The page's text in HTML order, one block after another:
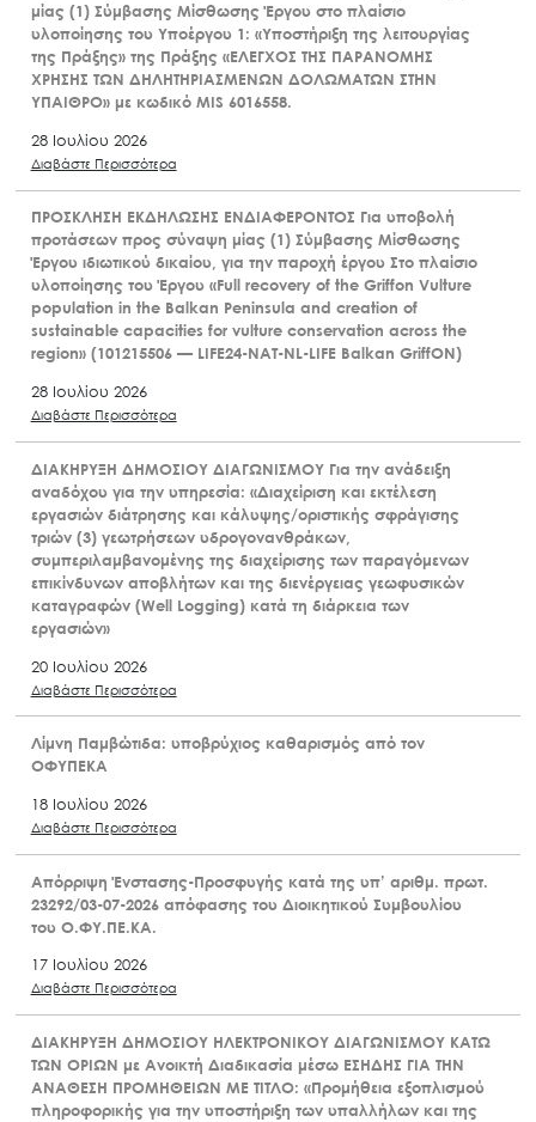
μίας (1) Σύμβασης Μίσθωσης Έργου στο πλαίσιο
υλοποίησης του Υποέργου 1: «Υποστήριξη της λειτουργίας
της Πράξης» της Πράξης «ΕΛΕΓΧΟΣ ΤΗΣ ΠΑΡΑΝΟΜΗΣ
ΧΡΗΣΗΣ ΤΩΝ ΔΗΛΗΤΗΡΙΑΣΜΕΝΩΝ ΔΟΛΩΜΑΤΩΝ ΣΤΗΝ
ΥΠΑΙΘΡΟ» με κωδικό MIS 6016558.
28 Ιουλίου 2026
Διαβάστε Περισσότερα
ΠΡΟΣΚΛΗΣΗ ΕΚΔΗΛΩΣΗΣ ΕΝΔΙΑΦΕΡΟΝΤΟΣ Για υποβολή
προτάσεων προς σύναψη μίας (1) Σύμβασης Μίσθωσης
Έργου ιδιωτικού δικαίου, για την παροχή έργου Στο πλαίσιο
υλοποίησης του Έργου «Full recovery of the Griffon Vulture
population in the Balkan Peninsula and creation of
sustainable capacities for vulture conservation across the
region» (101215506 — LIFE24-NAT-NL-LIFE Balkan GriffON)
28 Ιουλίου 2026
Διαβάστε Περισσότερα
ΔΙΑΚΗΡΥΞΗ ΔΗΜΟΣΙΟΥ ΔΙΑΓΩΝΙΣΜΟΥ Για την ανάδειξη
αναδόχου για την υπηρεσία: «Διαχείριση και εκτέλεση
εργασιών διάτρησης και κάλυψης/οριστικής σφράγισης
τριών (3) γεωτρήσεων υδρογονανθράκων,
συμπεριλαμβανομένης της διαχείρισης των παραγόμενων
επικίνδυνων αποβλήτων και της διενέργειας γεωφυσικών
καταγραφών (Well Logging) κατά τη διάρκεια των
εργασιών»
20 Ιουλίου 2026
Διαβάστε Περισσότερα
Λίμνη Παμβώτιδα: υποβρύχιος καθαρισμός από τον
ΟΦΥΠΕΚΑ
18 Ιουλίου 2026
Διαβάστε Περισσότερα
Απόρριψη Ένστασης-Προσφυγής κατά της υπ’ αριθμ. πρωτ.
23292/03-07-2026 απόφασης του Διοικητικού Συμβουλίου
του Ο.ΦΥ.ΠΕ.ΚΑ.
17 Ιουλίου 2026
Διαβάστε Περισσότερα
ΔΙΑΚΗΡΥΞΗ ΔΗΜΟΣΙΟΥ ΗΛΕΚΤΡΟΝΙΚΟΥ ΔΙΑΓΩΝΙΣΜΟΥ ΚΑΤΩ
ΤΩΝ ΟΡΙΩΝ με Ανοικτή Διαδικασία μέσω ΕΣΗΔΗΣ ΓΙΑ ΤΗΝ
ΑΝΑΘΕΣΗ ΠΡΟΜΗΘΕΙΩΝ ΜΕ ΤΙΤΛΟ: «Προμήθεια εξοπλισμού
πληροφορικής για την υποστήριξη των υπαλλήλων και της